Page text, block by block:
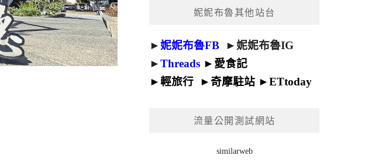
妮妮布魯其他站台
►妮妮布魯FB ►妮妮布魯IG
►Threads ► 愛食記
►輕旅行 ► 奇摩駐站 ►ETtoday
流量公開測試網站
similarweb